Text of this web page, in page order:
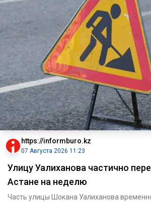
https://informburo.kz
07 Августа 2026 11:23
Улицу Уалиханова частично
Астане на неделю
Часть улицы Шокана Уалиханова